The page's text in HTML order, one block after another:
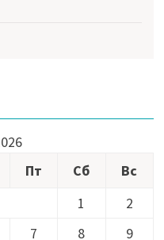
Пт Сб
Вс
1
2
7 8
9